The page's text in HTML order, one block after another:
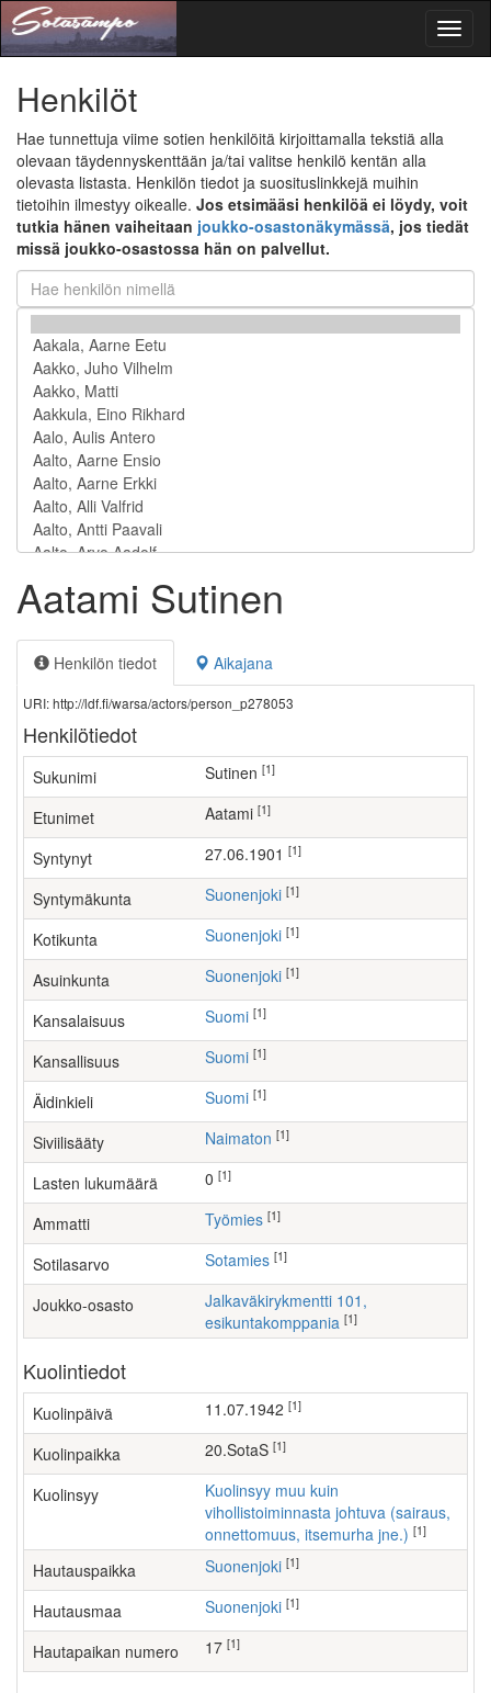
Henkilöt
Hae tunnettuja viime sotien henkilöitä kirjoittamalla tekstiä alla
olevaan täydennyskenttään ja/tai valitse henkilö kentän alla
olevasta listasta. Henkilön tiedot ja suosituslinkkejä muihin
tietoihin ilmestyy oikealle. Jos etsimääsi henkilöä ei löydy, voit
tutkia hänen vaiheitaan joukko-osastonäkymässä, jos tiedät
missä joukko-osastossa hän on palvellut.
Aatami Sutinen
Henkilön tiedot Aikajana
URI: http://ldf.fi/warsa/actors/person_p278053
Henkilötiedot
Sukunimi Sutinen [1]
Etunimet Aatami [1]
Syntynyt 27.06.1901 [1]
Syntymäkunta Suonenjoki [1]
Kotikunta Suonenjoki [1]
Asuinkunta Suonenjoki [1]
Kansalaisuus Suomi [1]
Kansallisuus Suomi [1]
Äidinkieli Suomi [1]
Siviilisääty Naimaton [1]
Lasten lukumäärä [1]
Ammatti työmies [1]
Sotilasarvo Sotamies [1]
Joukko-osasto
Jalkaväkirykmentti 101,
esikuntakomppania [1]
Kuolintiedot
Kuolinpäivä 11.07.1942 [1]
Kuolinpaikka 20.SotaS [1]
Kuolinsyy
Kuolinsyy muu kuin
vihollistoiminnasta johtuva (sairaus,
onnettomuus, itsemurha jne.) [1]
Hautauspaikka Suonenjoki [1]
Hautausmaa Suonenjoki [1]
Hautapaikan numero 17 [1]